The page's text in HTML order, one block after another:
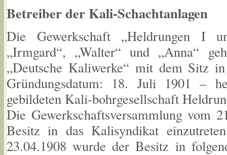
Betreiber der Kali-Schachtanlagen
Die Gewerkschaft „Heldrungen I
„Irmgard“, „Walter“ und „Anna“
„Deutsche Kaliwerke“ mit dem Sitz
Gründungsdatum: 18. Juli 1901 –
gebildeten Kali-bohrgesellschaft
Die Gewerkschaftsversammlung vom
Besitz in das Kalisyndikat
23.04.1908 wurde der Besitz in